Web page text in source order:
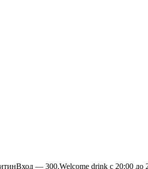
— 300.Welcome drink с 20:00 до